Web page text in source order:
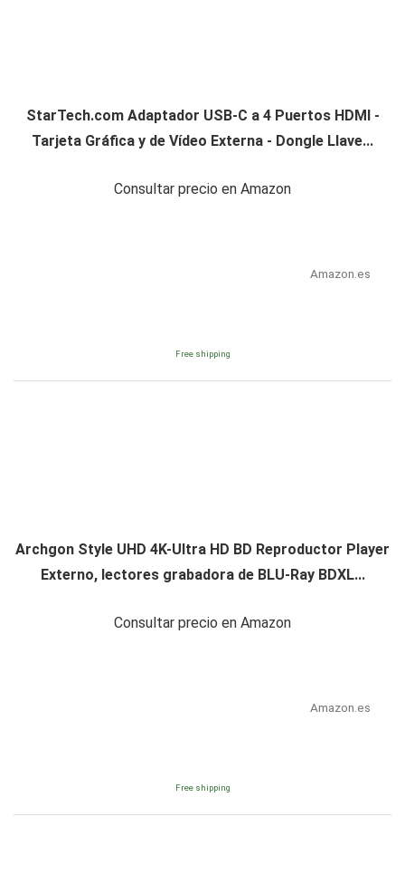
StarTech.com Adaptador USB-C a 4 Puertos HDMI -
Tarjeta Gráfica y de Vídeo Externa - Dongle Llave...
Consultar precio en Amazon
Amazon.es
Free shipping
Archgon Style UHD 4K-Ultra HD BD Reproductor Player
Externo, lectores grabadora de BLU-Ray BDXL...
Consultar precio en Amazon
Amazon.es
Free shipping